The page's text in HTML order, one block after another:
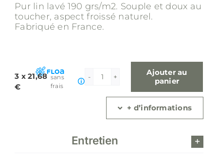
Pur lin lavé 190 grs/m2. Souple et doux au
toucher, aspect froissé naturel.
Fabriqué en France.
3 x 21,68
€
sans
frais
quantité
en
lavé
Ajouter au
panier
+ d’informations
Entretien